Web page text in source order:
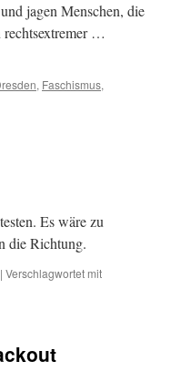
jagen Menschen, die
rechtsextremer …
, Faschismus,
Es wäre zu
die Richtung.
| Verschlagwortet mit